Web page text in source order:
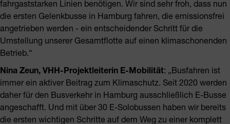
fahrgaststarken Linien benötigen. Wir sind sehr froh, dass nun
die ersten Gelenkbusse in Hamburg fahren, die emissionsfrei
angetrieben werden - ein entscheidender Schritt für die
Umstellung unserer Gesamtflotte auf einen klimaschonenden
Betrieb.“
Nina Zeun, VHH-Projektleiterin E-Mobilität: „Busfahren ist
immer ein aktiver Beitrag zum Klimaschutz. Seit 2020 werden
daher für den Busverkehr in Hamburg ausschließlich E-Busse
angeschafft. Und mit über 30 E-Solobussen haben wir bereits
die ersten wichtigen Schritte auf dem Weg zu einer komplett